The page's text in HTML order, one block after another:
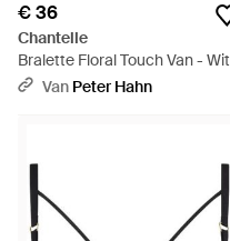
€ 36
Chantelle
Bralette Floral Touch Van - Wit
Van Peter Hahn